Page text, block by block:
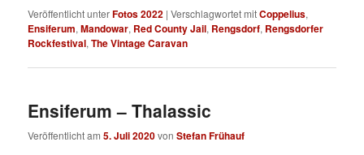
Veröffentlicht unterFotos 2022 |Verschlagwortet mitCoppelius,
Ensiferum,Mandowar, Red County Jail, Rengsdorf, Rengsdorfer
Rockfestival,The Vintage Caravan
Ensiferum – Thalassic
Veröffentlicht am5. Juli 2020vonStefan Frühauf